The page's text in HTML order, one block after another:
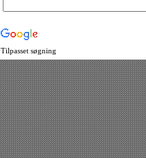
Tilpasset søgning